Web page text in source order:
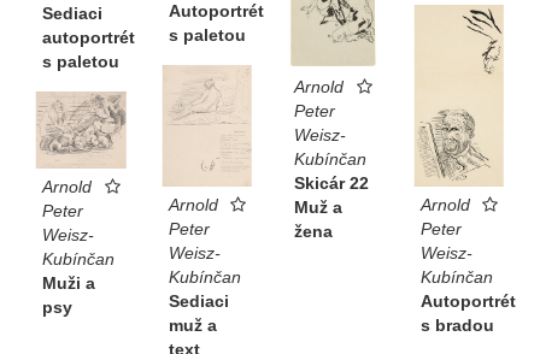
Autoportrét
s paletou
Sediaci
autoportrét
s paletou
Arnold
Peter
Weisz-
Kubínčan
Skicár 22
Muž a
žena
Arnold
Peter
Weisz-
Kubínčan
Autoportrét
s bradou
Arnold
Peter
Weisz-
Kubínčan
Sediaci
muž a
text
Arnold
Peter
Weisz-
Kubínčan
Muži a
psy